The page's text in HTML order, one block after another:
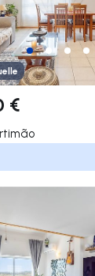
la gauche
€